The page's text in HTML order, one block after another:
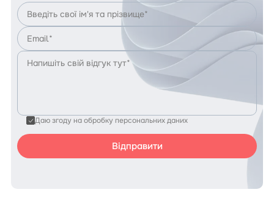
Даю згоду на обробку персональних даних